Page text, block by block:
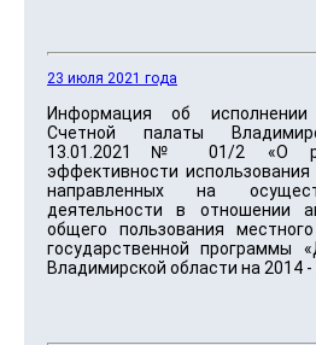
23 июля 2021 года
Информация об
Счетной палаты
13.01.2021№ 01/2 «О
эффективности
направленных на
деятельности в отношении
общего пользования
государственной программы
Владимирской области на 2014 -